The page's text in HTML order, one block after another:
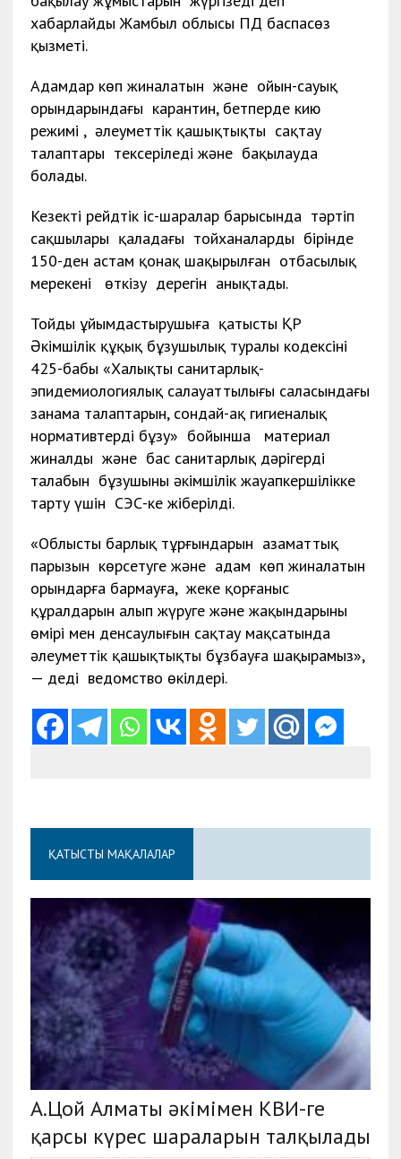
хабарлайды Жамбыл облысы ПД баспасөз
қызметі.
Адамдар көп жиналатын және ойын-сауық
орындарындағы карантин, бетперде кию
режимі , әлеуметтік қашықтықты сақтау
талаптары тексеріледі және бақылауда
болады.
Кезекті рейдтік іс-шаралар барысында тәртіп
сақшылары қаладағы тойханалардың бірінде
150-ден астам қонақ шақырылған отбасылық
мерекені өткізу дерегін анықтады.
Тойды ұйымдастырушыға қатысты ҚР
Әкімшілік құқық бұзушылық туралы кодексінің
425-бабы «Халықтың санитарлық-
эпидемиологиялық салауаттылығы саласындағы
заңнама талаптарын, сондай-ақ гигиеналық
нормативтерді бұзу» бойынша материал
жиналды және бас санитарлық дәрігердің
талабын бұзушыны әкімшілік жауапкершілікке
тарту үшін СЭС-ке жіберілді.
«Облыстың барлық тұрғындарын азаматтық
парызын көрсетуге және адам көп жиналатын
орындарға бармауға, жеке қорғаныс
құралдарын алып жүруге және жақындарының
өмірі мен денсаулығын сақтау мақсатында
әлеуметтік қашықтықты бұзбауға шақырамыз»,
— деді ведомство өкілдері.
ҚАТЫСТЫ МАҚАЛАЛАР
А.Цой Алматы әкімімен КВИ-ге
қарсы күрес шараларын талқылады